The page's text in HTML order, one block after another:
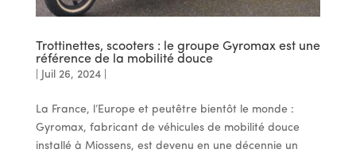
Trottinettes, scooters : le groupe Gyromax est une
référence de la mobilité douce
Juil 26, 2024|
La France, l’Europe et peutêtre bientôt le monde :
Gyromax, fabricant de véhicules de mobilité douce
installé à Miossens, est devenu en une décennie un